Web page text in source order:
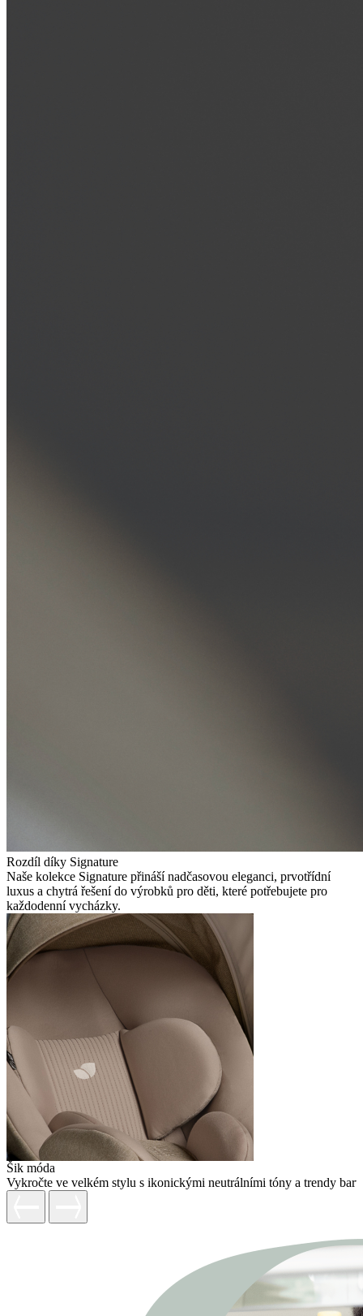
Rozdíl díky Signature
Naše kolekce Signature přináší nadčasovou eleganci, prvotřídní
luxus a chytrá řešení do výrobků pro děti, které potřebujete pro
každodenní vycházky.
Šik móda
Vykročte ve velkém stylu s ikonickými neutrálními tóny a trendy